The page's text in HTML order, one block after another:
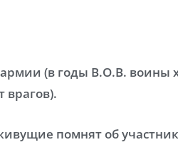
(в годы В.О.В. воины
врагов).
помнят об